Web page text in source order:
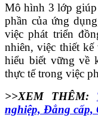
Mô hình 3 lớp giúp
phần của ứng
việc phát triển
nhiên, việc thiết
hiểu biết vững về
thực tế trong việc
>>XEM THÊM:
nghiệp, Đẳng cấp,